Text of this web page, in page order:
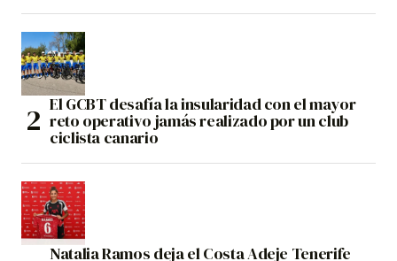
El GCBT desafía la insularidad con el mayor
reto operativo jamás realizado por un club
ciclista canario
Natalia Ramos deja el Costa Adeje Tenerife